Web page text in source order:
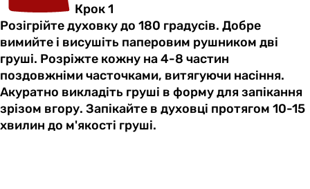
Крок 1
Розігрійте духовку до 180 градусів. Добре
вимийте і висушіть паперовим рушником дві
груші. Розріжте кожну на 4-8 частин
поздовжніми часточками, витягуючи насіння.
Акуратно викладіть груші в форму для запікання
зрізом вгору. Запікайте в духовці протягом 10-15
хвилин до м'якості груші.